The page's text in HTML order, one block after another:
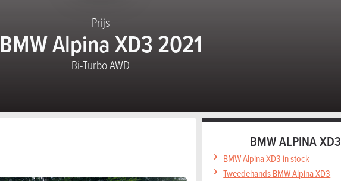
Prijs
BMW Alpina XD3 2021
Bi-Turbo AWD
BMW ALPINA XD3
BMW Alpina XD3 in stock
Tweedehands BMW Alpina XD3